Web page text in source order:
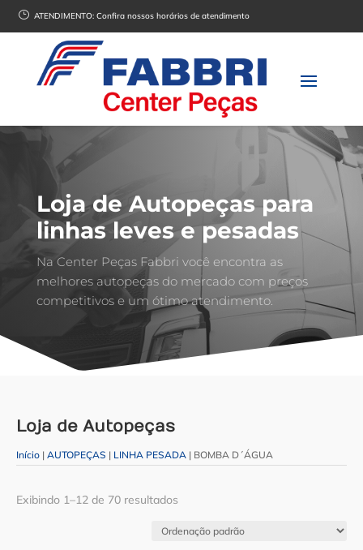
} ATENDIMENTO:Confira nossos horários de atendimento
Loja de Autopeças para
linhas leves e pesadas
Na Center Peças Fabbri você encontra as
melhores autopeças do mercado com preços
competitivos e um ótimo atendimento.
Loja de Autopeças
Início | AUTOPEÇAS | LINHA PESADA | BOMBA D´ÁGUA
Exibindo 1–12 de 70 resultados